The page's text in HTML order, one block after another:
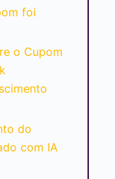
foi
o Cupom
do
com IA